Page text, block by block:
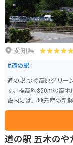
ン * 自然豊かな観光ス
愛知県
#道の駅
道の駅 つぐ高原グリー
す。標高約850mの高地
設内には、地元産の新
を使った料理が楽しめ
山や南アルプスなどの雄大な山々
車場は広く停めやすい
す。 周辺には、段戸湖や面ノ木園地など自然豊かな観光スポットも点在して
道の駅 五木の